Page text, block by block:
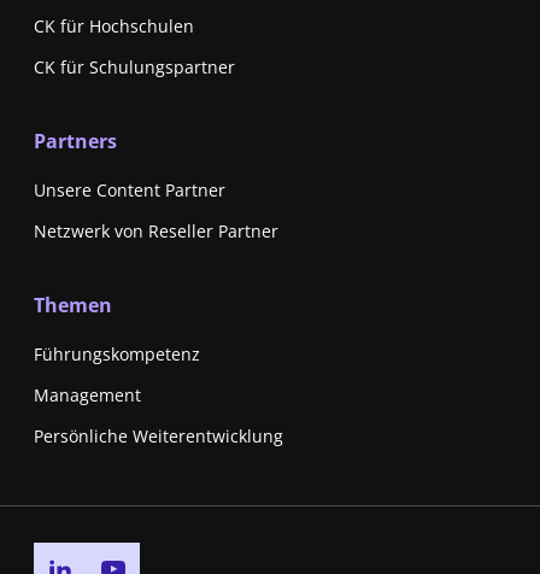
CK für Hochschulen
CK für Schulungspartner
Partners
Unsere Content Partner
Netzwerk von Reseller Partner
Themen
Führungskompetenz
Management
Persönliche Weiterentwicklung